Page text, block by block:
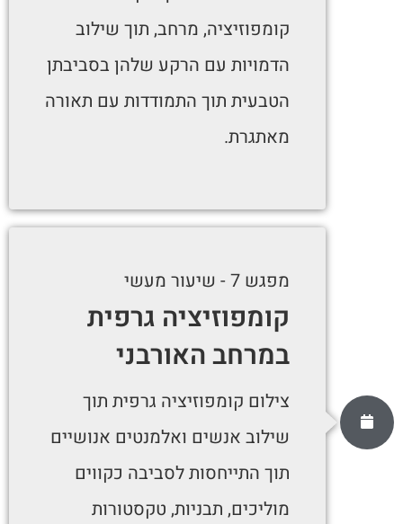
קומפוזיציה, מרחב, תוך שילוב
הדמויות עם הרקע שלהן בסביבתן
הטבעית תוך התמודדות עם תאורה
מאתגרת.
מפגש 7 - שיעור מעשי
קומפוזיציה גרפית
במרחב האורבני
צילום קומפוזיציה גרפית תוך
שילוב אנשים ואלמנטים אנושיים
תוך התייחסות לסביבה כקווים
מוליכים, תבניות, טקסטורות